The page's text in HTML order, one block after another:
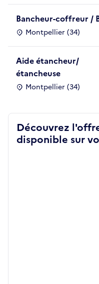
Bancheur-coffreur /
Montpellier (34)
Aide étancheur/
étancheuse
Montpellier (34)
Découvrez
disponible sur